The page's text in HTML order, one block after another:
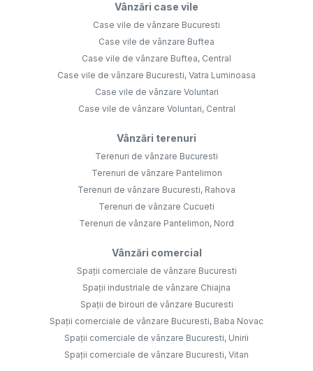
Vânzări case vile
Case vile de vânzare Bucuresti
Case vile de vânzare Buftea
Case vile de vânzare Buftea, Central
Case vile de vânzare Bucuresti, Vatra Luminoasa
Case vile de vânzare Voluntari
Case vile de vânzare Voluntari, Central
Vânzări terenuri
Terenuri de vânzare Bucuresti
Terenuri de vânzare Pantelimon
Terenuri de vânzare Bucuresti, Rahova
Terenuri de vânzare Cucueti
Terenuri de vânzare Pantelimon, Nord
Vânzări comercial
Spații comerciale de vânzare Bucuresti
Spații industriale de vânzare Chiajna
Spații de birouri de vânzare Bucuresti
Spații comerciale de vânzare Bucuresti, Baba Novac
Spații comerciale de vânzare Bucuresti, Unirii
Spații comerciale de vânzare Bucuresti, Vitan